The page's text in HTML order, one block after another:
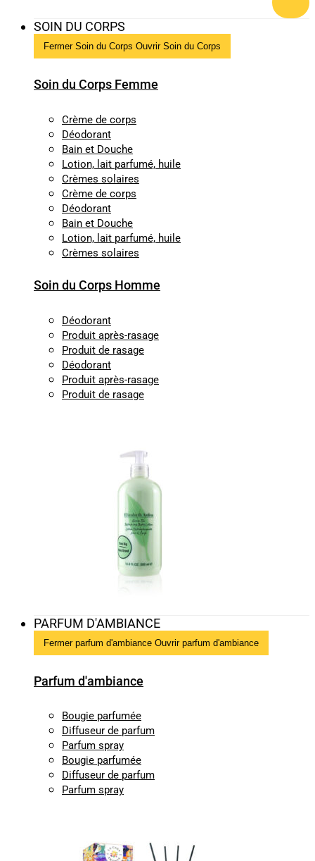
SOIN DU CORPS
Fermer Soin du Corps Ouvrir Soin du Corps
Soin du Corps Femme
Crème de corps
Déodorant
Bain et Douche
Lotion, lait parfumé, huile
Crèmes solaires
Crème de corps
Déodorant
Bain et Douche
Lotion, lait parfumé, huile
Crèmes solaires
Soin du Corps Homme
Déodorant
Produit après-rasage
Produit de rasage
Déodorant
Produit après-rasage
Produit de rasage
PARFUM D'AMBIANCE
Fermer parfum d'ambiance Ouvrir parfum d'ambiance
Parfum d'ambiance
Bougie parfumée
Diffuseur de parfum
Parfum spray
Bougie parfumée
Diffuseur de parfum
Parfum spray